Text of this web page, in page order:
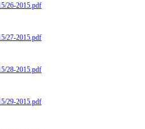
26-2015.pdf
27-2015.pdf
28-2015.pdf
29-2015.pdf